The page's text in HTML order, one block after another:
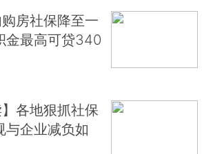
房社保降至一
金最高可贷340
】各地狠抓社保
与企业减负如